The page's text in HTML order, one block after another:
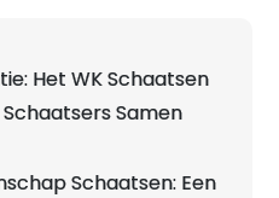
Het WK Schaatsen
Samen
Schaatsen: Een